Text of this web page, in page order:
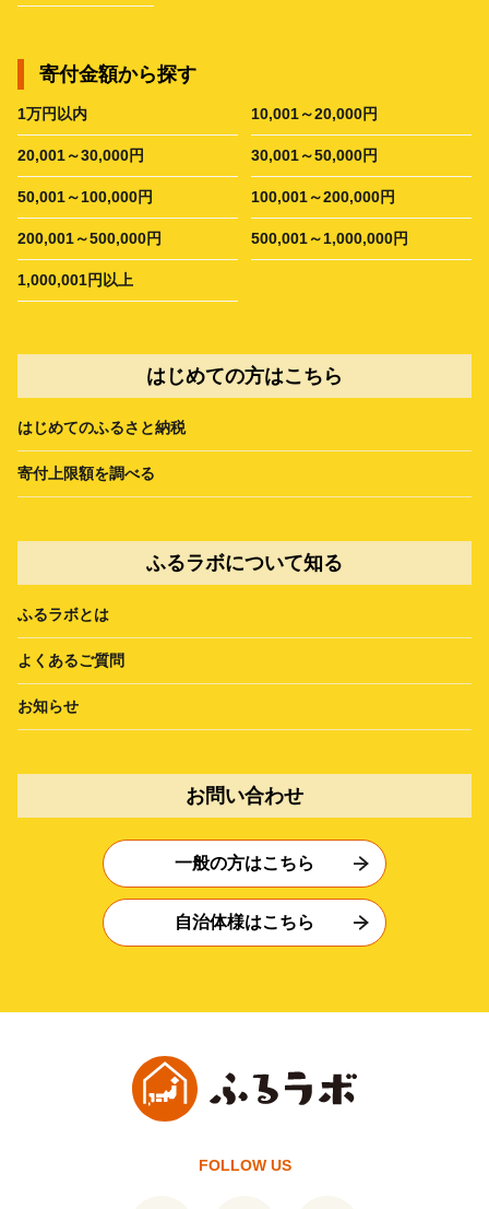
寄付金額から探す
1万円以内 10,001～20,000円
20,001～30,000円 30,001～50,000円
50,001～100,000円 100,001～200,000円
200,001～500,000円 500,001～1,000,000円
1,000,001円以上
はじめての方はこちら
はじめてのふるさと納税
寄付上限額を調べる
ふるラボについて知る
ふるラボとは
よくあるご質問
お知らせ
お問い合わせ
一般の方はこちら
自治体様はこちら
FOLLOW US